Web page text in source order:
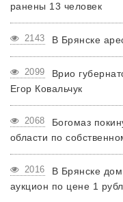
ранены 13 человек
2143 В Брянске
2099
Врио
Егор Ковальчук
2068
Богомаз
области по
2016
В Брянске
аукцион по цене 1